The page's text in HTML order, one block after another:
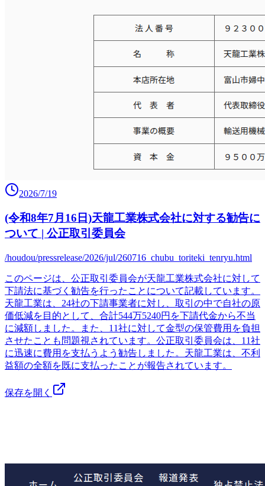
2026/7/19
(令和8年7月16日)天龍工業株式会社に対する勧告に
ついて | 公正取引委員会
/houdou/pressrelease/2026/jul/260716_chubu_toriteki_tenryu.html
このページは、公正取引委員会が天龍工業株式会社に対して
下請法に基づく勧告を行ったことについて記載しています。
天龍工業は、24社の下請事業者に対し、取引の中で自社の原
価低減を目的として、合計544万5240円を下請代金から不当
に減額しました。また、11社に対して金型の保管費用を負担
させたことも問題視されています。公正取引委員会は、11社
に迅速に費用を支払うよう勧告しました。天龍工業は、不利
益額の全額を既に支払ったことが報告されています。
保存を開く